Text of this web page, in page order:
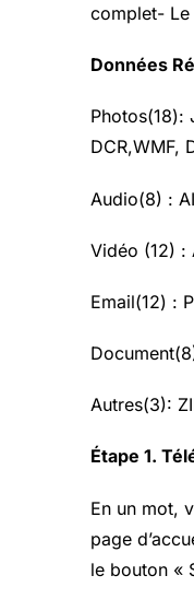
complet- Le
Données
Photos(18):
DCR,WMF,
Audio(8) :
Vidéo (12) :
Email(12) :
Autres(3):
Étape 1.
En un mot,
page
le bouton «